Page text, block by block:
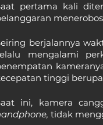
pertama kali
berjalannya
mengalami
tinggi berupa
tidak